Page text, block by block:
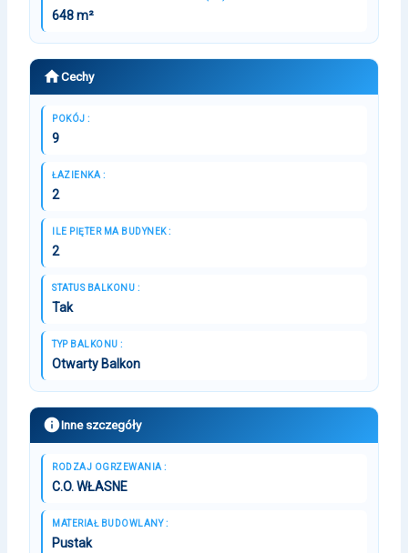
648 m²
Cechy
POKÓJ :
9
ŁAZIENKA :
2
ILE PIĘTER MA BUDYNEK :
2
STATUS BALKONU :
Tak
TYP BALKONU :
Otwarty Balkon
Inne szczegóły
RODZAJ OGRZEWANIA :
C.O. WŁASNE
MATERIAŁ BUDOWLANY :
Pustak